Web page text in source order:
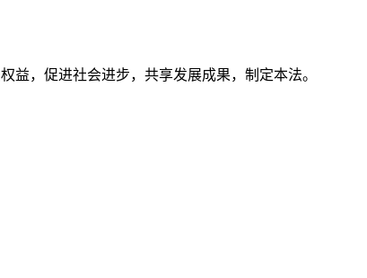
，促进社会进步，共享发展成果，制定本法。